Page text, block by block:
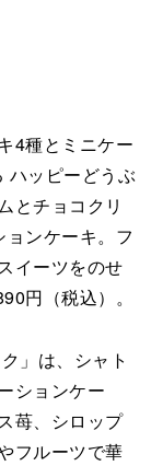
4種とミニケー
ハッピーどうぶ
とチョコクリ
ンケーキ。フ
イーツをのせ
円（税込）。
」は、シャト
ションケー
苺、シロップ
フルーツで華